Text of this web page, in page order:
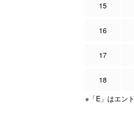
15
16
17
18
※「E」はエン